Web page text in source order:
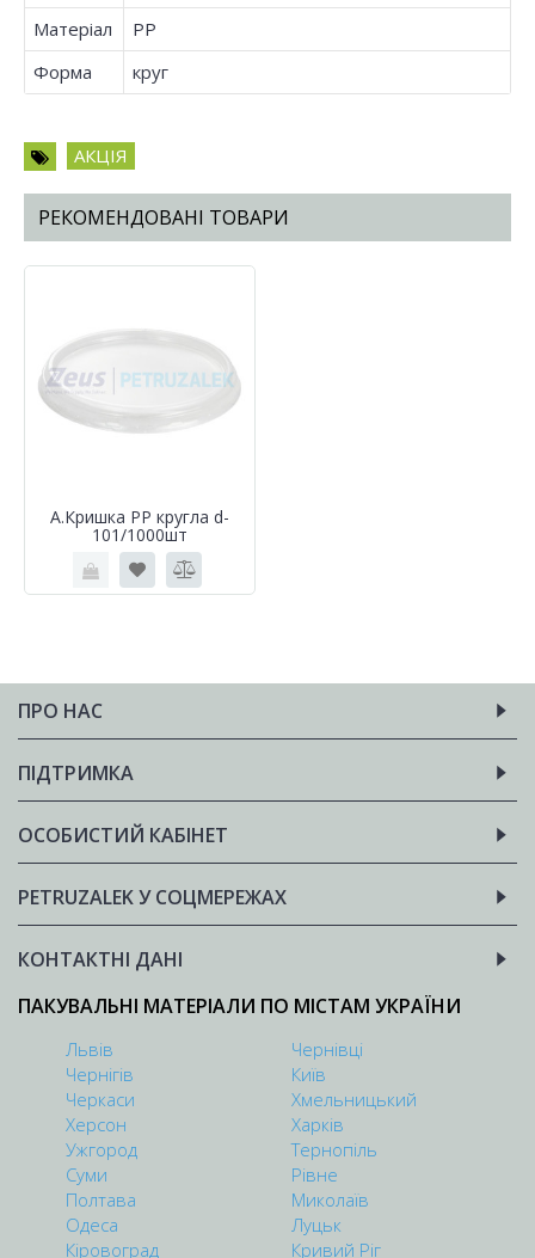
Матеріал
PP
Форма
круг
АКЦІЯ
РЕКОМЕНДОВАНІ ТОВАРИ
А.Кришка РР кругла d-
101/1000шт
ПРО НАС
ПІДТРИМКА
ОСОБИСТИЙ КАБІНЕТ
PETRUZALEK У СОЦМЕРЕЖАХ
КОНТАКТНІ ДАНІ
ПАКУВАЛЬНІ МАТЕРІАЛИ ПО МІСТАМ УКРАЇНИ
Львів
Чернівці
Чернігів
Київ
Черкаси
Хмельницький
Херсон
Харків
Ужгород
Тернопіль
Суми
Рівне
Полтава
Миколаїв
Одеса
Луцьк
Кіровоград
Кривий Ріг